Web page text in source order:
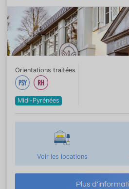
Orientations traitées
Midi-Pyrénées
Voir les locations
Plus